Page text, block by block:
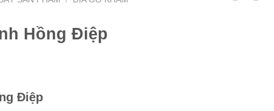
Hồng Điệp
Điệp